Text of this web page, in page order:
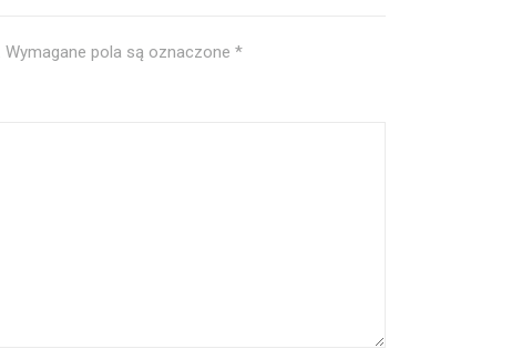
Wymagane pola są oznaczone *